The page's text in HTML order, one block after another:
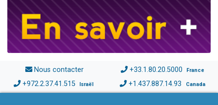
Nous contacter +33.1.80.20.5000 France
+972.2.37.41.515 Israël +1.437.887.14.93 Canada